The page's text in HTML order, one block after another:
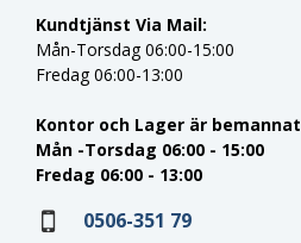
Kundtjänst Via Mail:
Mån-Torsdag 06:00-15:00
Fredag 06:00-13:00
Kontor och Lager är bemannat
Mån -Torsdag 06:00 - 15:00
Fredag 06:00 - 13:00
0506-351 79